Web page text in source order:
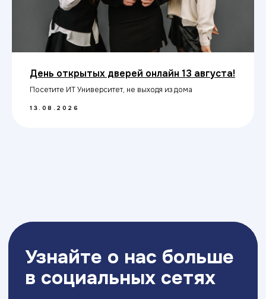
День открытых дверей онлайн 13 августа!
Посетите ИТ Университет, не выходя из дома
13.08.2026